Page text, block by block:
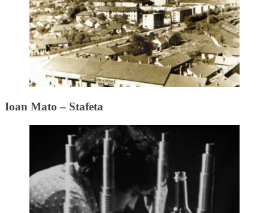
Ioan Mato – Stafeta